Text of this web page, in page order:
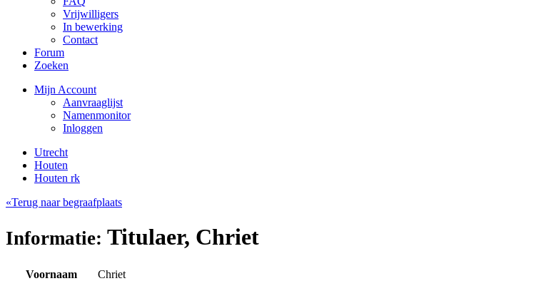
Vrijwilligers
In bewerking
Contact
Forum
Zoeken
Mijn Account
Aanvraaglijst
Namenmonitor
Inloggen
Utrecht
Houten
Houten rk
«Terug naar begraafplaats
Informatie: Titulaer, Chriet
Voornaam
Chriet